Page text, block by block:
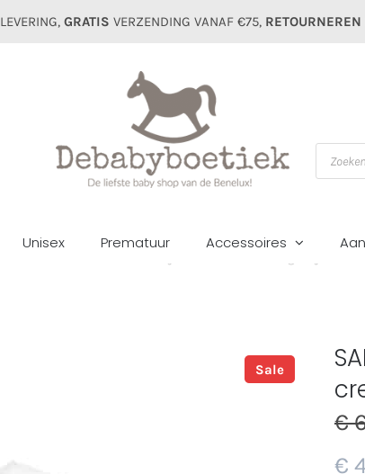
LEVERING, GRATIS VERZENDING VANAF €75, RETOURNEREN
zoeken
Unisex Prematuur Accessoires
Sale
€
€